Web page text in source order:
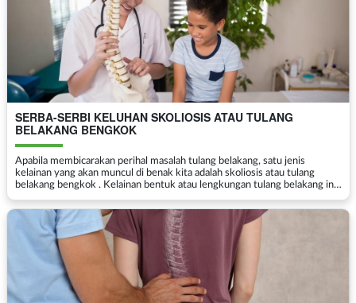
SERBA-SERBI KELUHAN SKOLIOSIS ATAU TULANG
BELAKANG BENGKOK
Apabila membicarakan perihal masalah tulang belakang, satu jenis
kelainan yang akan muncul di benak kita adalah skoliosis atau tulang
belakang bengkok . Kelainan bentuk atau lengkungan tulang belakang ini